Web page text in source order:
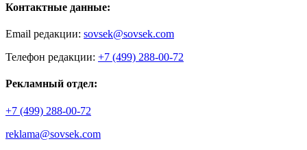
Контактные данные:
Email редакции: sovsek@sovsek.com
Телефон редакции: +7 (499) 288-00-72
Рекламный отдел:
+7 (499) 288-00-72
reklama@sovsek.com